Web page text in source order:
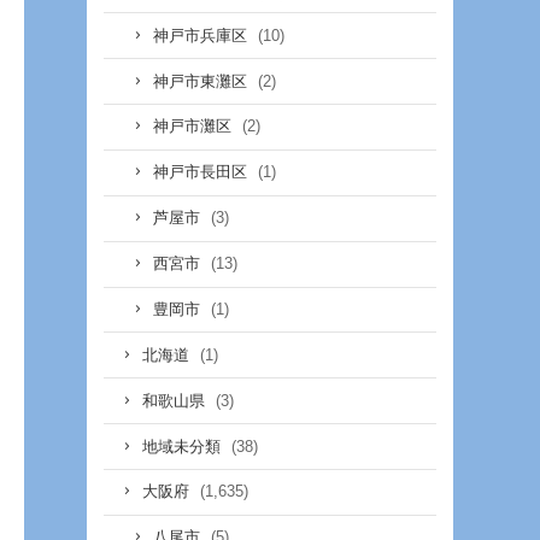
神戸市兵庫区 (10)
神戸市東灘区 (2)
神戸市灘区 (2)
神戸市長田区 (1)
芦屋市 (3)
西宮市 (13)
豊岡市 (1)
北海道 (1)
和歌山県 (3)
地域未分類 (38)
大阪府 (1,635)